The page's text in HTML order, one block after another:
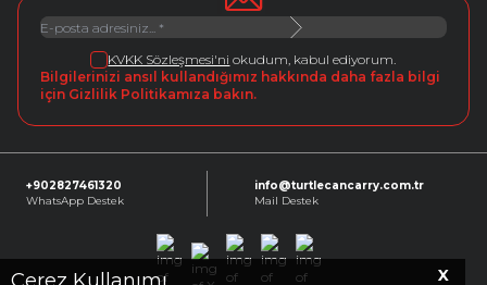
X
KVKK Sözleşmesi'ni okudum, kabul ediyorum.
Bilgilerinizi ansıl kullandığımız hakkında daha fazla bilgi
için Gizlilik Politikamıza bakın.
+902827461320
WhatsApp Destek
info@turtlecancarry.com.tr
Mail Destek
Facebook
X InstagramYoutube